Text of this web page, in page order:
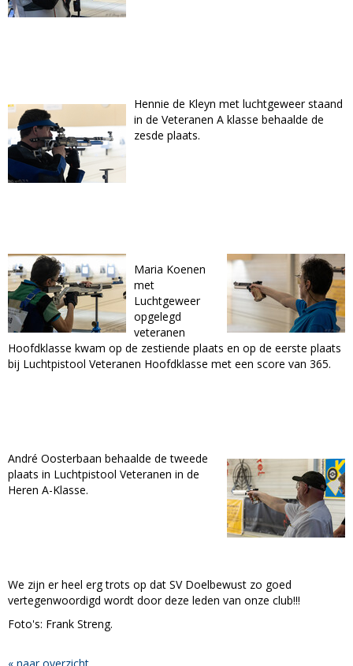
Hennie de Kleyn met luchtgeweer staand
in de Veteranen A klasse behaalde de
zesde plaats.
Maria Koenen
met
Luchtgeweer
opgelegd
veteranen
Hoofdklasse kwam op de zestiende plaats en op de eerste plaats
bij Luchtpistool Veteranen Hoofdklasse met een score van 365.
André Oosterbaan behaalde de tweede
plaats in Luchtpistool Veteranen in de
Heren A-Klasse.
We zijn er heel erg trots op dat SV Doelbewust zo goed
vertegenwoordigd wordt door deze leden van onze club!!!
Foto's: Frank Streng.